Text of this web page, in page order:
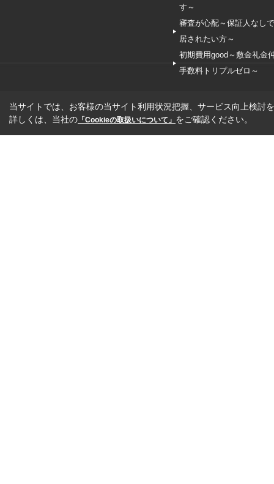
す～
審査が心配～保証人なし
居されたい方～
初期費用good～敷金礼金
手数料トリプルゼロ～
当サイトでは、お客様の当サイト利用状況把握、サービス向上検討
詳しくは、当社の 「Cookieの取扱いについて」 をご確認ください。